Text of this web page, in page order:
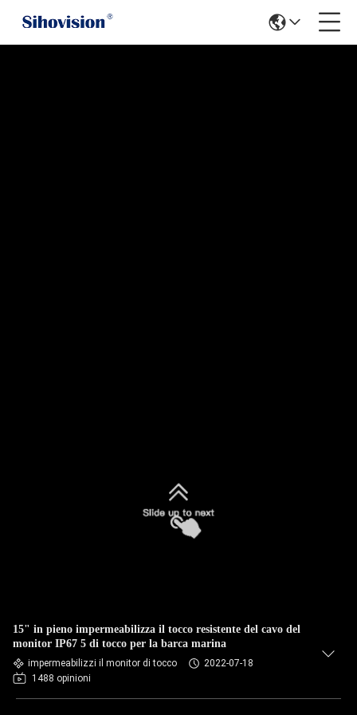
15" in pieno impermeabilizza il tocco resistente del cavo del
monitor IP67 5 di tocco per la barca marina
impermeabilizzi il monitor di tocco
2022-07-18
1488 opinioni